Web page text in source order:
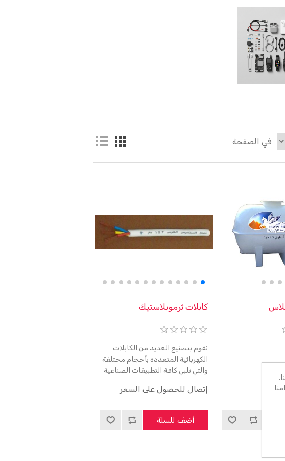
في الصفحة
كابلات ثرموبلاستيك
نقوم بتصنيع العديد من الكابلات
الكهربائية المتعددة بأحجام مختلفة
والتي تلبي كافة التطبيقات الصناعية
معايير الجودة وطبقاً للمواصفات
إتصال للحصول على السعر
أضف للسلة